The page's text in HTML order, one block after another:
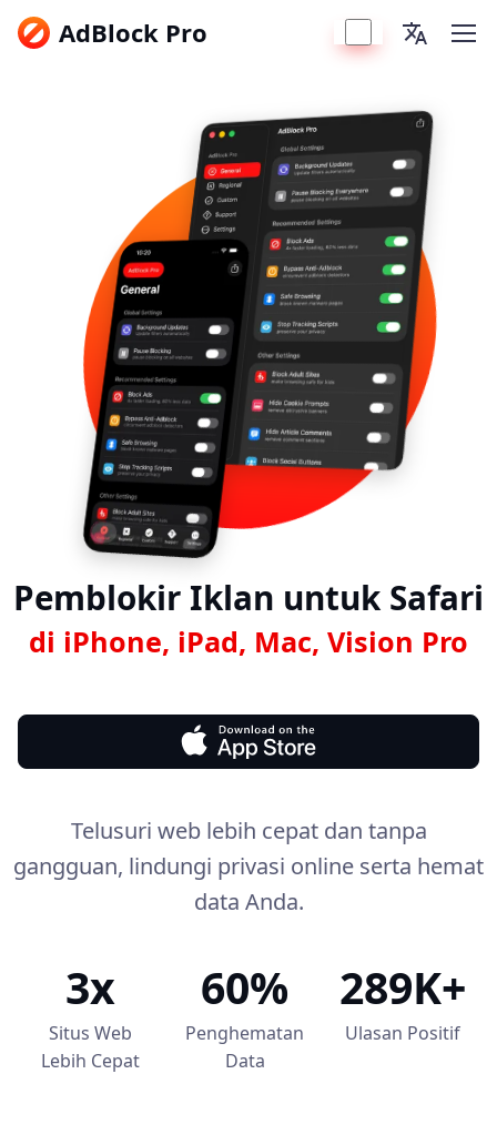
AdBlock Pro
Pemblokir Iklan untuk Safari
di iPhone, iPad, Mac, Vision Pro
Telusuri web lebih cepat dan tanpa
gangguan, lindungi privasi online serta hemat
data Anda.
3x
Situs Web
Lebih Cepat
60%
Penghematan
Data
289K+
Ulasan Positif